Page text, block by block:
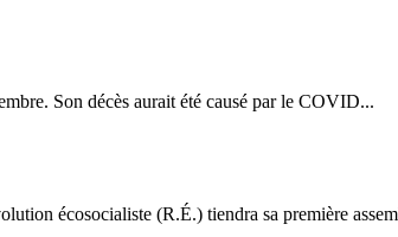
Son décès aurait été causé par le COVID...
écosocialiste (R.É.) tiendra sa première